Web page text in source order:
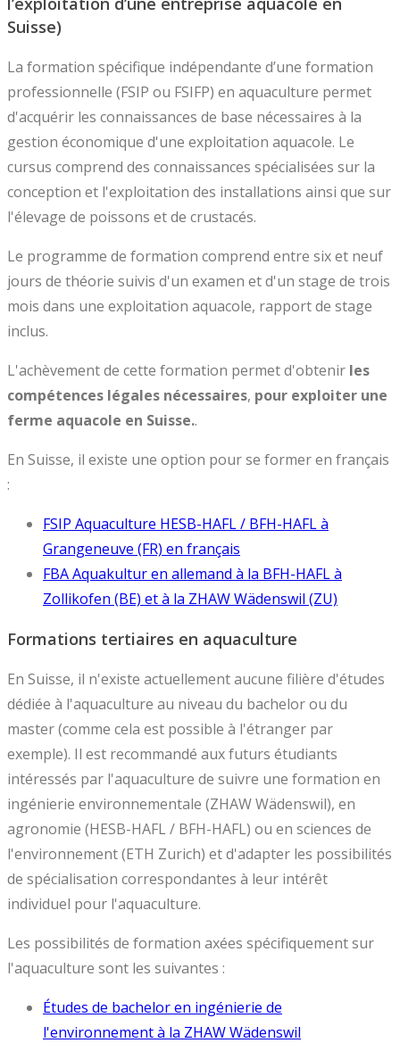
Suisse)
La formation spécifique indépendante d’une formation
professionnelle (FSIP ou FSIFP) en aquaculture permet
d'acquérir les connaissances de base nécessaires à la
gestion économique d'une exploitation aquacole. Le
cursus comprend des connaissances spécialisées sur la
conception et l'exploitation des installations ainsi que sur
l'élevage de poissons et de crustacés.
Le programme de formation comprend entre six et neuf
jours de théorie suivis d'un examen et d'un stage de trois
mois dans une exploitation aquacole, rapport de stage
inclus.
L'achèvement de cette formation permet d'obtenir les
compétences légales nécessaires, pour exploiter une
ferme aquacole en Suisse..
En Suisse, il existe une option pour se former en français
:
FSIP Aquaculture HESB-HAFL / BFH-HAFL à
Grangeneuve (FR) en français
FBA Aquakultur en allemand à la BFH-HAFL à
Zollikofen (BE) et à la ZHAW Wädenswil (ZU)
Formations tertiaires en aquaculture
En Suisse, il n'existe actuellement aucune filière d'études
dédiée à l'aquaculture au niveau du bachelor ou du
master (comme cela est possible à l'étranger par
exemple). Il est recommandé aux futurs étudiants
intéressés par l'aquaculture de suivre une formation en
ingénierie environnementale (ZHAW Wädenswil), en
agronomie (HESB-HAFL / BFH-HAFL) ou en sciences de
l'environnement (ETH Zurich) et d'adapter les possibilités
de spécialisation correspondantes à leur intérêt
individuel pour l'aquaculture.
Les possibilités de formation axées spécifiquement sur
l'aquaculture sont les suivantes :
Études de bachelor en ingénierie de
l'environnement à la ZHAW Wädenswil